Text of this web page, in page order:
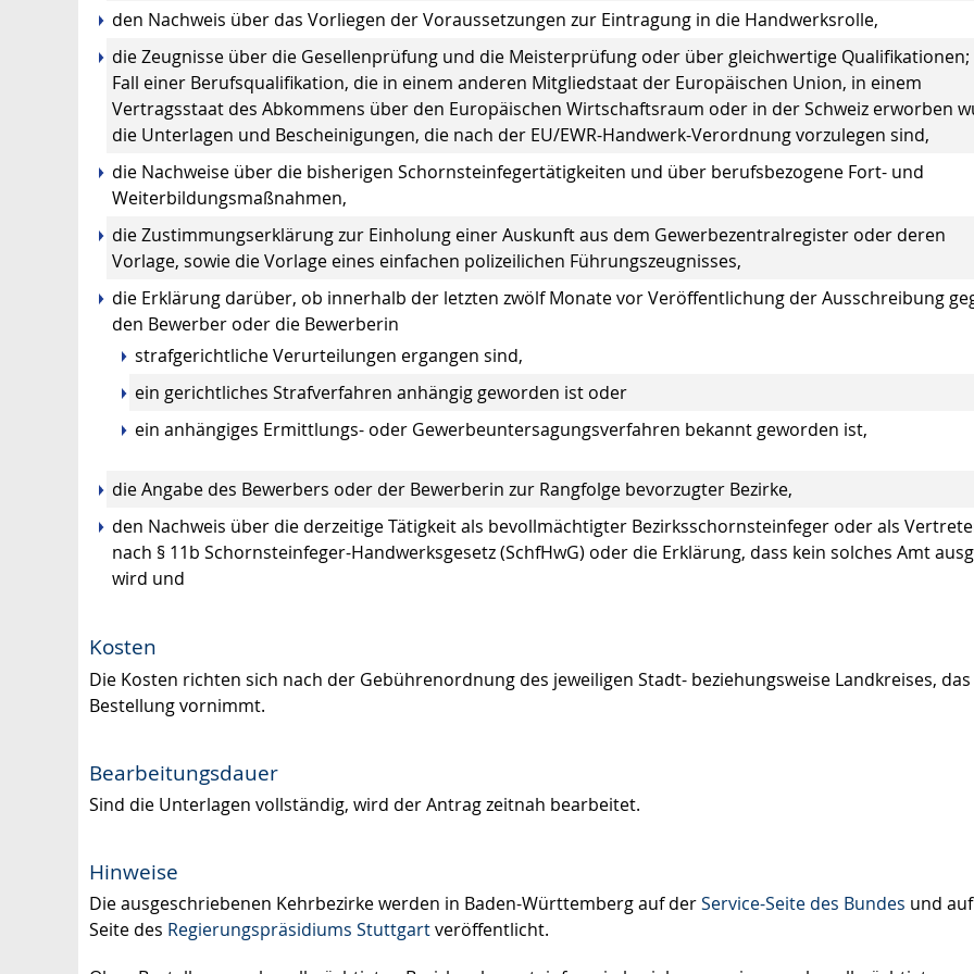
den Nachweis über das Vorliegen der Voraussetzungen zur Eintragung in die Handwerksrolle,
die Zeugnisse über die Gesellenprüfung und die Meisterprüfung oder über gleichwertige Qualifikationen;
Fall einer Berufsqualifikation, die in einem anderen Mitgliedstaat der Europäischen Union, in einem
Vertragsstaat des Abkommens über den Europäischen Wirtschaftsraum oder in der Schweiz erworben
die Unterlagen und Bescheinigungen, die nach der EU/EWR-Handwerk-Verordnung vorzulegen sind,
die Nachweise über die bisherigen Schornsteinfegertätigkeiten und über berufsbezogene Fort- und
Weiterbildungsmaßnahmen,
die Zustimmungserklärung zur Einholung einer Auskunft aus dem Gewerbezentralregister oder deren
Vorlage, sowie die Vorlage eines einfachen polizeilichen Führungszeugnisses,
die Erklärung darüber, ob innerhalb der letzten zwölf Monate vor Veröffentlichung der Ausschreibung
den Bewerber oder die Bewerberin
strafgerichtliche Verurteilungen ergangen sind,
ein gerichtliches Strafverfahren anhängig geworden ist oder
ein anhängiges Ermittlungs- oder Gewerbeuntersagungsverfahren bekannt geworden ist,
die Angabe des Bewerbers oder der Bewerberin zur Rangfolge bevorzugter Bezirke,
den Nachweis über die derzeitige Tätigkeit als bevollmächtigter Bezirksschornsteinfeger oder als
nach § 11b Schornsteinfeger-Handwerksgesetz (SchfHwG) oder die Erklärung, dass kein solches Amt
wird und
Kosten
Die Kosten richten sich nach der Gebührenordnung des jeweiligen Stadt- beziehungsweise Landkreises,
Bestellung vornimmt.
Bearbeitungsdauer
Sind die Unterlagen vollständig, wird der Antrag zeitnah bearbeitet.
Hinweise
Die ausgeschriebenen Kehrbezirke werden in Baden-Württemberg auf derService-Seite des Bundes und
Seite des Regierungspräsidiums Stuttgartveröffentlicht.